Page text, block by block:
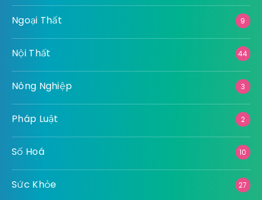
Ngoại Thất 9
Nội Thất 44
Nông Nghiệp 3
Pháp Luật 2
Số Hoá 10
Sức Khỏe 27